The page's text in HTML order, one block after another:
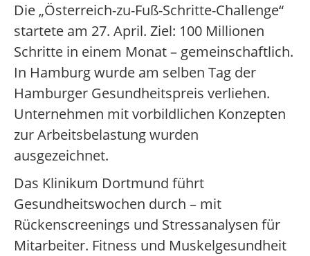
Die „Österreich-zu-Fuß-Schritte-Challenge“
startete am 27. April. Ziel: 100 Millionen
Schritte in einem Monat – gemeinschaftlich.
In Hamburg wurde am selben Tag der
Hamburger Gesundheitspreis verliehen.
Unternehmen mit vorbildlichen Konzepten
zur Arbeitsbelastung wurden
ausgezeichnet.
Das Klinikum Dortmund führt
Gesundheitswochen durch – mit
Rückenscreenings und Stressanalysen für
Mitarbeiter. Fitness und Muskelgesundheit